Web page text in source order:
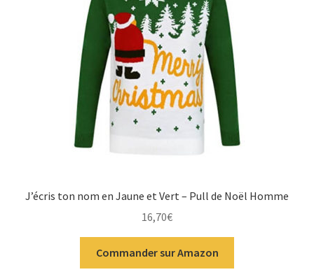
J’écris ton nom en Jaune et Vert – Pull de Noël Homme
16,70€
Commander sur Amazon